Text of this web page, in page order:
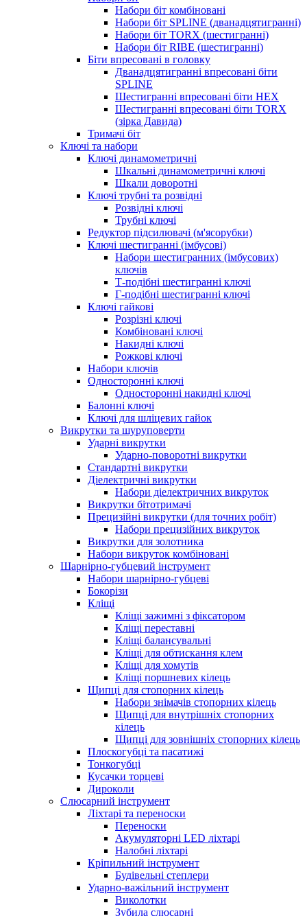
Набори біт комбіновані
Набори біт SPLINE (дванадцятигранні)
Набори біт TORX (шестигранні)
Набори біт RIBE (шестигранні)
Біти впресовані в головку
Дванадцятигранні впресовані біти
SPLINE
Шестигранні впресовані біти HEX
Шестигранні впресовані біти TORX
(зірка Давида)
Тримачі біт
Ключі та набори
Ключі динамометричні
Шкальні динамометричні ключі
Шкали доворотні
Ключі трубні та розвідні
Розвідні ключі
Трубні ключі
Редуктор підсилювачі (м'ясорубки)
Ключі шестигранні (імбусові)
Набори шестигранних (імбусових)
ключів
Т-подібні шестигранні ключі
Г-подібні шестигранні ключі
Ключі гайкові
Розрізні ключі
Комбіновані ключі
Накидні ключі
Рожкові ключі
Набори ключів
Односторонні ключі
Односторонні накидні ключі
Балонні ключі
Ключі для шліцевих гайок
Викрутки та шуруповерти
Ударні викрутки
Ударно-поворотні викрутки
Стандартні викрутки
Діелектричні викрутки
Набори діелектричних викруток
Викрутки бітотримачі
Прецизійні викрутки (для точних робіт)
Набори прецизійних викруток
Викрутки для золотника
Набори викруток комбіновані
Шарнірно-губцевий інструмент
Набори шарнірно-губцеві
Бокорізи
Кліщі
Кліщі зажимні з фіксатором
Кліщі переставні
Кліщі балансувальні
Кліщі для обтискання клем
Кліщі для хомутів
Кліщі поршневих кілець
Щипці для стопорних кілець
Набори знімачів стопорних кілець
Щипці для внутрішніх стопорних
кілець
Щипці для зовнішніх стопорних кілець
Плоскогубці та пасатижі
Тонкогубці
Кусачки торцеві
Дироколи
Слюсарний інструмент
Ліхтарі та переноски
Переноски
Акумуляторні LED ліхтарі
Налобні ліхтарі
Кріпильний інструмент
Будівельні степлери
Ударно-важільний інструмент
Виколотки
Зубила слюсарні